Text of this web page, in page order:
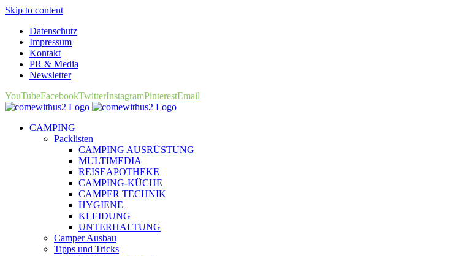
Skip to content
Datenschutz
Impressum
Kontakt
PR & Media
Newsletter
YouTubeFacebookTwitterInstagramPinterestEmail
CAMPING
Packlisten
CAMPING AUSRÜSTUNG
MULTIMEDIA
REISEAPOTHEKE
CAMPING-KÜCHE
CAMPER TECHNIK
HYGIENE
KLEIDUNG
UNTERHALTUNG
Camper Ausbau
Tipps und Tricks